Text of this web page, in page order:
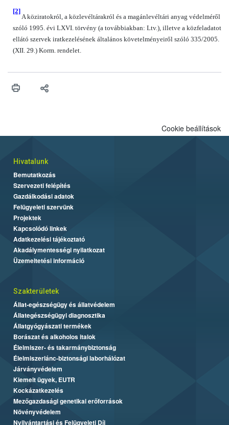
[2]
A köziratokról, a közlevéltárakról és a magánlevéltári anyag védelméről
szóló 1995. évi LXVI. törvény (a továbbiakban: Ltv.), illetve a közfeladatot
ellátó szervek iratkezelésének általános követelményeiről szóló 335/2005.
(XII. 29.) Korm. rendelet.
Cookie beállítások
Hivatalunk
Bemutatkozás
Szervezeti felépítés
Gazdálkodási adatok
Felügyeleti szervünk
Projektek
Kapcsolódó linkek
Adatkezelési tájékoztató
Akadálymentességi nyilatkozat
Üzemeltetési információ
Szakterületek
Állat-egészségügy és állatvédelem
Állategészségügyi diagnosztika
Állatgyógyászati termékek
Borászat és alkoholos italok
Élelmiszer- és takarmánybiztonság
Élelmiszerlánc-biztonsági laborhálózat
Járványvédelem
Kiemelt ügyek, EUTR
Kockázatkezelés
Mezőgazdasági genetikai erőforrások
Növényvédelem
Nyilvántartási és Felügyeleti Díj